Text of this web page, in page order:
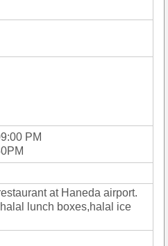
PM
at Haneda airport.
lunch boxes,halal ice